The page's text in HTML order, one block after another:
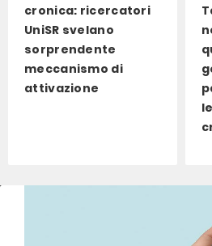
cronica: ricercatori
UniSR svelano
sorprendente
meccanismo di
attivazione